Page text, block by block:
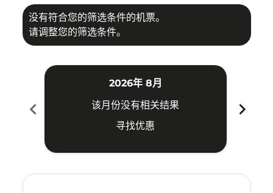
没有符合您的筛选条件的机票。
请调整您的筛选条件。
chevron_left
2026年 8月
该月份没有相关结果
寻找优惠
chevron_right